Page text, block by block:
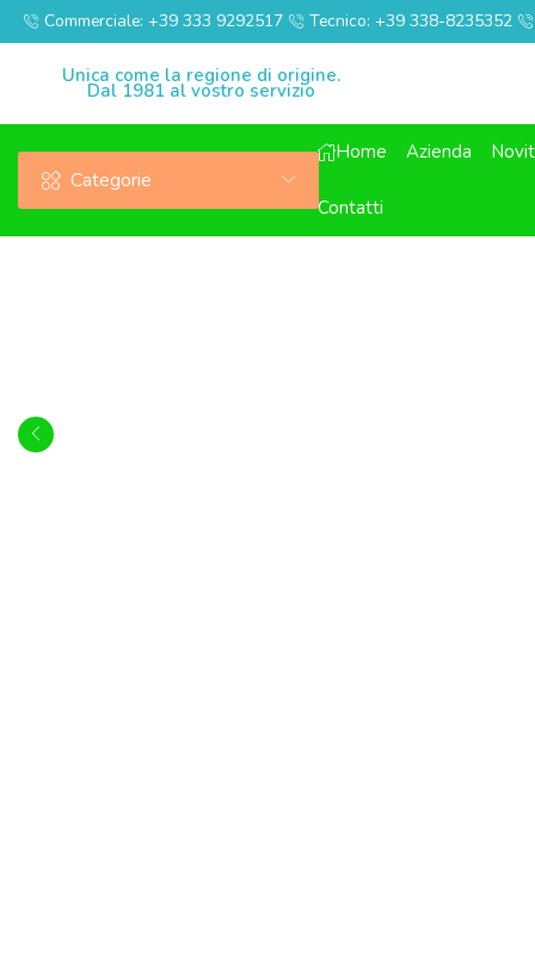
Commerciale: +39 333 9292517 Tecnico: +39 338-8235352
Unica come la regione di origine.
Dal 1981 al vostro servizio
Categorie
Home Azienda
Contatti